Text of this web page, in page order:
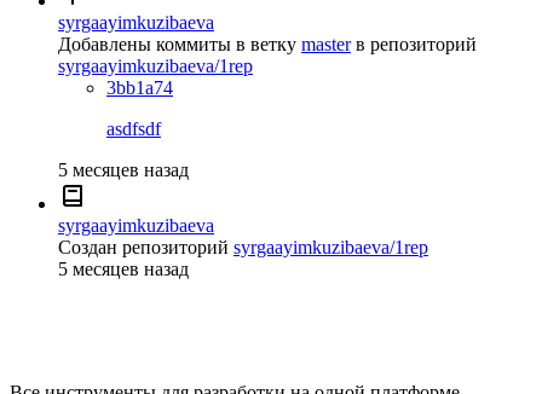
syrgaayimkuzibaeva
Добавлены коммиты в ветку master в репозиторий
syrgaayimkuzibaeva/1rep
3bb1a74
asdfsdf
5 месяцев назад
syrgaayimkuzibaeva
Создан репозиторий syrgaayimkuzibaeva/1rep
5 месяцев назад